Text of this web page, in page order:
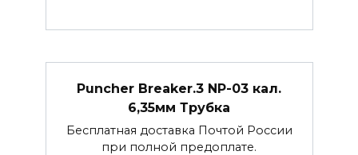
Puncher Breaker.3 NP-03 кал.
6,35мм Трубка
Бесплатная доставка Почтой России
при полной предоплате.